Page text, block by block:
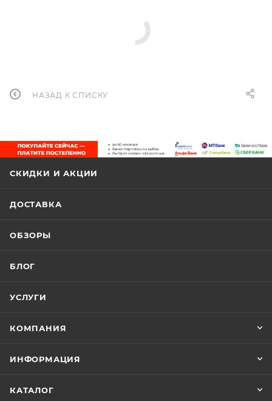
НАЗАД К СПИСКУ
СКИДКИ И АКЦИИ
ДОСТАВКА
ОБЗОРЫ
БЛОГ
УСЛУГИ
КОМПАНИЯ
ИНФОРМАЦИЯ
КАТАЛОГ